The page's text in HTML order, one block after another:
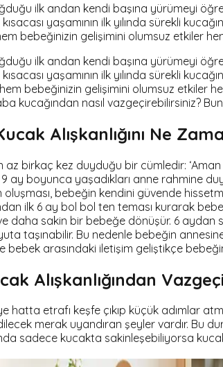
ilk andan kendi başına yürümeyi
yaşamının ilk yılında sürekli
bebeğinizin gelişimini olumsuz etkiler
ilk andan kendi başına yürümeyi
yaşamının ilk yılında sürekli
bebeğinizin gelişimini olumsuz etkiler
kucağından nasıl vazgeçirebilirsiniz?
Alışkanlığını Ne
az birkaç kez duyduğu bir cümledir:
ay boyunca yaşadıkları anne rahmine
oluşması, bebeğin kendini güvende
ilk 6 ay bol bol ten teması kurarak
daha sakin bir bebeğe dönüşür. 6
taşınabilir. Bu nedenle bebeğin
bebek arasındaki iletişim geliştikçe
Alışkanlığından
hatta etrafı keşfe çıkıp küçük adımlar
merak uyandıran şeyler vardır. Bu
sadece kucakta sakinleşebiliyorsa